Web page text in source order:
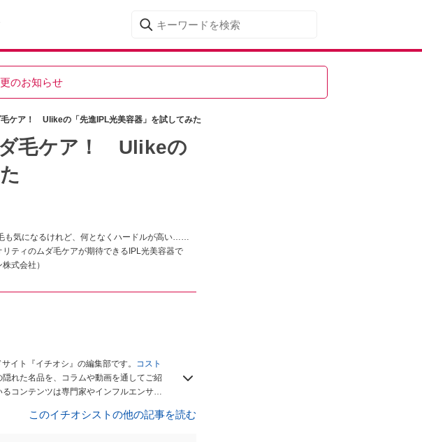
のお知らせ
毛ケア！ Ulikeの「先進IPL光美容器」を試してみた
ダ毛ケア！ Ulikeの
も気になるけれど、何となくハードルが高い……
ティのムダ毛ケアが期待できるIPL光美容器で
式会社）
イト『イチオシ』の編集部です。
コスト
れた名品を、コラムや動画を通してご紹
コンテンツは専門家やインフルエンサー
このイチオシストの他の記事を読む